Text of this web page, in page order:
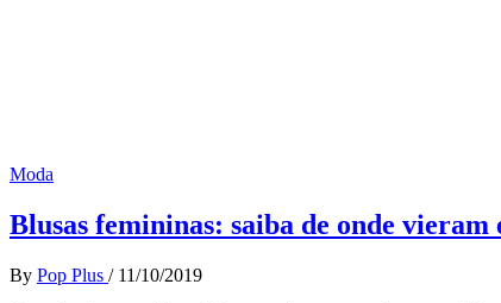
Moda
Blusas femininas: saiba de onde vieram
By Pop Plus / 11/10/2019